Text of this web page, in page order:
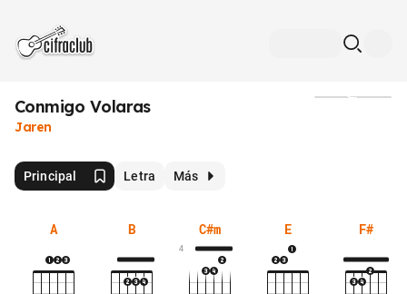
Conmigo Volaras
Jaren
Principal Letra Más
A B C#m
4
E F#